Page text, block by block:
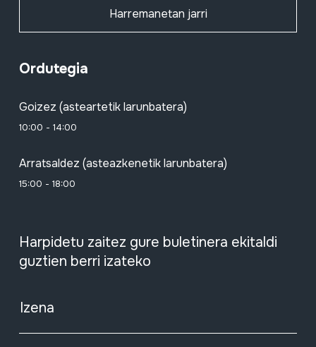
Harremanetan jarri
Ordutegia
Goizez (asteartetik larunbatera)
10:00 - 14:00
Arratsaldez (asteazkenetik larunbatera)
15:00 - 18:00
Harpidetu zaitez gure buletinera ekitaldi
guztien berri izateko
Izena